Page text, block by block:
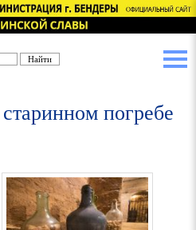
погребе